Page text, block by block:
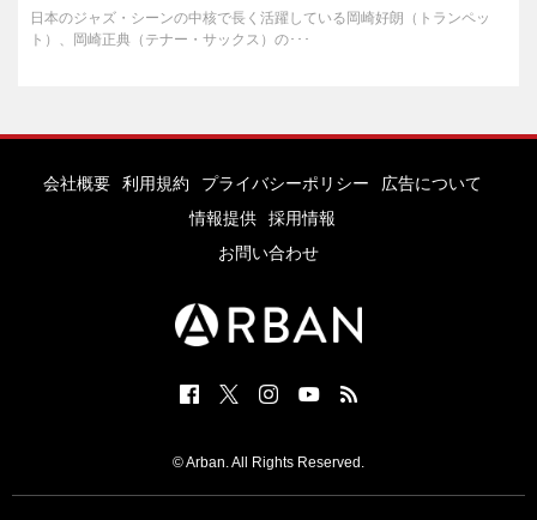
日本のジャズ・シーンの中核で長く活躍している岡崎好朗（トランペッ
ト）、岡崎正典（テナー・サックス）の･･･
会社概要 利用規約 プライバシーポリシー
広告について
情報提供
採用情報
お問い合わせ
© Arban. All Rights Reserved.